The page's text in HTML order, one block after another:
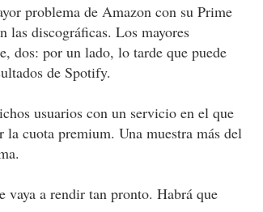
problema de Amazon con su Prime
discográficas. Los mayores
dos: por un lado, lo tarde que puede
de Spotify.
usuarios con un servicio en el que
la cuota premium. Una muestra más del
vaya a rendir tan pronto. Habrá que